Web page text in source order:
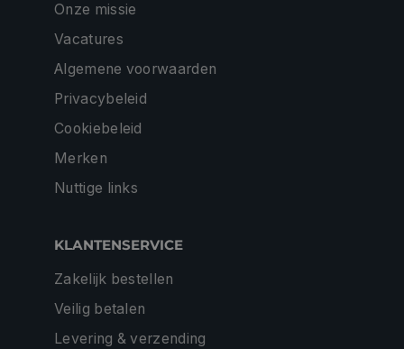
Onze missie
Vacatures
Algemene voorwaarden
Privacybeleid
Cookiebeleid
Merken
Nuttige links
KLANTENSERVICE
Zakelijk bestellen
Veilig betalen
Levering & verzending